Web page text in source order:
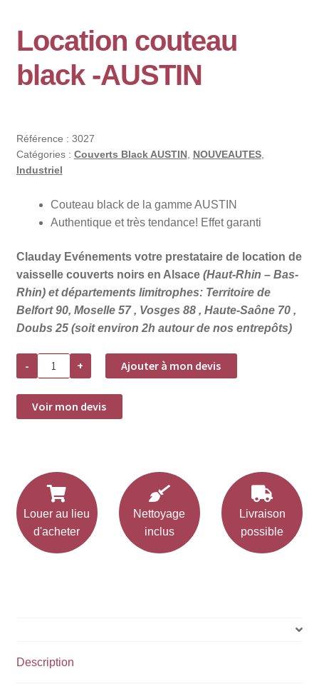
Location couteau
black -AUSTIN
Référence : 3027
Catégories : Couverts Black AUSTIN, NOUVEAUTES,
Industriel
Couteau black de la gamme AUSTIN
Authentique et très tendance! Effet garanti
Clauday Evénements votre prestataire de location de
vaisselle couverts noirs en Alsace (Haut-Rhin – Bas-
Rhin) et départements limitrophes: Territoire de
Belfort 90, Moselle 57 , Vosges 88 , Haute-Saône 70 ,
Doubs 25 (soit environ 2h autour de nos entrepôts)
-
quantité
Location
couteau
black
+ Ajouter à mon devis
Voir mon devis
Louer au lieu
d'acheter
Nettoyage
inclus
Livraison
possible
Description